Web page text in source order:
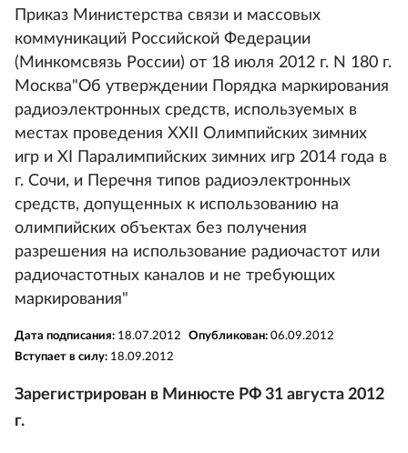
Приказ Министерства связи и массовых
коммуникаций Российской Федерации
(Минкомсвязь России) от 18 июля 2012 г. N 180 г.
Москва"Об утверждении Порядка маркирования
радиоэлектронных средств, используемых в
местах проведения XXII Олимпийских зимних
игр и XI Паралимпийских зимних игр 2014 года в
г. Сочи, и Перечня типов радиоэлектронных
средств, допущенных к использованию на
олимпийских объектах без получения
разрешения на использование радиочастот или
радиочастотных каналов и не требующих
маркирования"
Дата подписания: 18.07.2012 Опубликован: 06.09.2012
Вступает в силу: 18.09.2012
Зарегистрирован в Минюсте РФ 31 августа 2012
г.